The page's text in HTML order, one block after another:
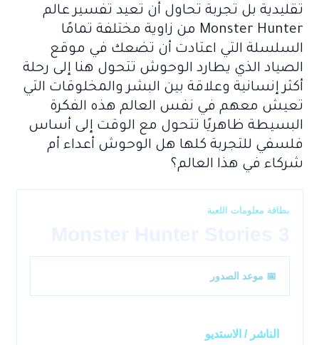
تقليدية بل تجربة تحاول أن تعيد تفسير عالم
Monster Hunter من زاوية مختلفة تمامًا
السلسلة التي اعتادت أن تضعك في موقع
الصياد الذي يطارد الوحوش تتحول هنا إلى رحلة
أكثر إنسانية وعلاقة بين البشر والمخلوقات التي
تعيش معهم في نفس العالم هذه الفكرة
البسيطة ظاهريًا تتحول مع الوقت إلى أساس
فلسفي للتجربة كلها هل الوحوش أعداء أم
شركاء في هذا العالم؟
بطاقة معلومات اللعبة
📅 موعد الصدور
الناشر / الاستديو